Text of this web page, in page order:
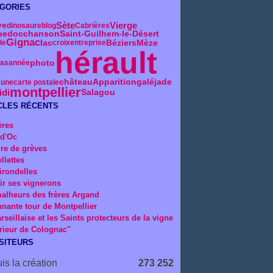
dinosaureblogSèteCabrièresVierge
chansonSaint-Guilhem-le-Désert
GignaclaccroixentrepriseBéziersMèze
annéephoto hérault
carte postalechâteauApparitiongaléjade
montpellierSalagou
RÉCENTS
de grèves
ses vignerons
des frères Argand
tour de Montpellier
et les Saints protecteurs de la vigne
de Colognac"
la création 273 252